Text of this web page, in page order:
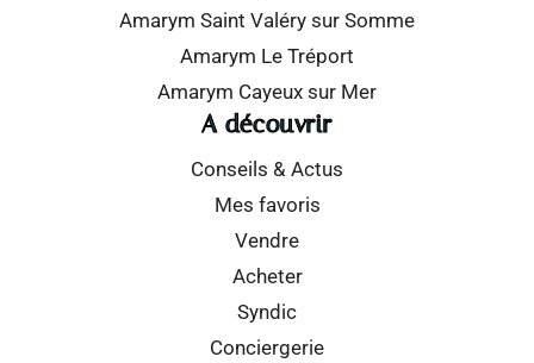
Amarym Saint Valéry sur Somme
Amarym Le Tréport
Amarym Cayeux sur Mer
A découvrir
Conseils & Actus
Mes favoris
Vendre
Acheter
Syndic
Conciergerie